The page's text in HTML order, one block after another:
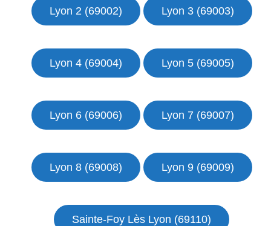
Lyon 2 (69002) Lyon 3 (69003)
Lyon 4 (69004) Lyon 5 (69005)
Lyon 6 (69006) Lyon 7 (69007)
Lyon 8 (69008) Lyon 9 (69009)
Sainte-Foy Lès Lyon (69110)